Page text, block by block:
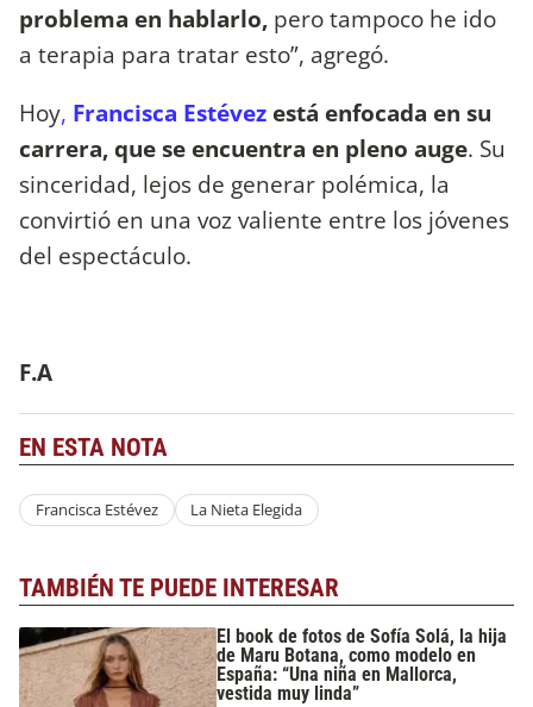
problema en hablarlo, pero tampoco he ido
a terapia para tratar esto”, agregó.
Hoy, Francisca Estévez está enfocada en su
carrera, que se encuentra en pleno auge. Su
sinceridad, lejos de generar polémica, la
convirtió en una voz valiente entre los jóvenes
del espectáculo.
F.A
EN ESTA NOTA
Francisca Estévez La Nieta Elegida
TAMBIÉN TE PUEDE INTERESAR
El book de fotos de Sofía Solá, la hija
de Maru Botana, como modelo en
España: “Una niña en Mallorca,
vestida muy linda”